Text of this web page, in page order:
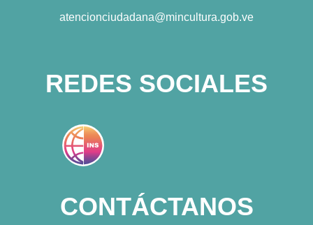
atencionciudadana@mincultura.gob.ve
REDES SOCIALES
CONTÁCTANOS